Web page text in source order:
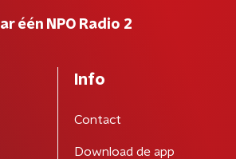
één NPO Radio 2
Info
Contact
Download de app